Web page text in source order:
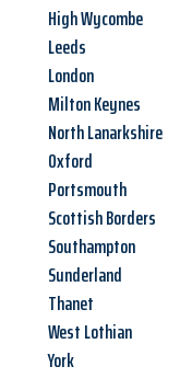
High Wycombe
Leeds
London
Milton Keynes
North Lanarkshire
Oxford
Portsmouth
Scottish Borders
Southampton
Sunderland
Thanet
West Lothian
York